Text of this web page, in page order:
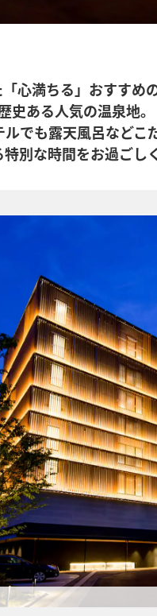
心満ちる」おすすめ
史ある人気の温泉地。
でも露天風呂などこ
別な時間をお過ごし